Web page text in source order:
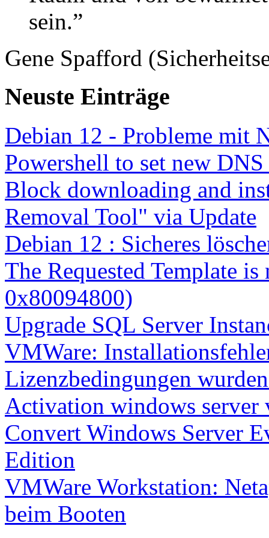
sein.”
Gene Spafford
Neuste Einträge
Debian 12 - Probleme mit
Powershell to set new
Block downloading and
Removal Tool" via Update
Debian 12 : Sicheres
The Requested Template
0x80094800)
Upgrade SQL Server
VMWare:
Lizenzbedingungen
Activation windows server
Convert Windows Server
Edition
VMWare Workstation:
beim Booten